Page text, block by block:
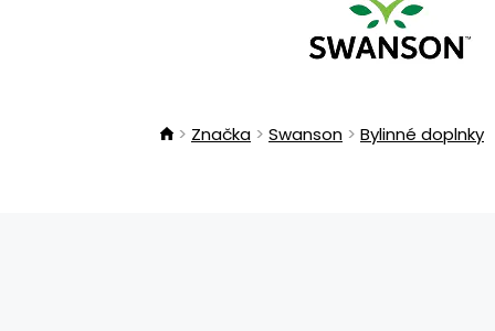
Značka Swanson Bylinné doplnky